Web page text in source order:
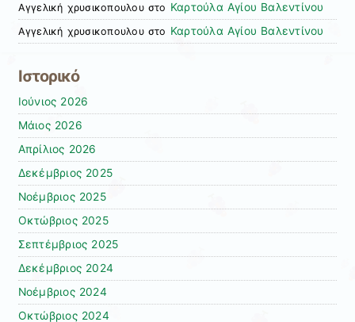
Αγγελική χρυσικοπουλουστο Καρτούλα Αγίου Βαλεντίνου
Αγγελική χρυσικοπουλουστο Καρτούλα Αγίου Βαλεντίνου
Ιστορικό
Ιούνιος 2026
Μάιος 2026
Απρίλιος 2026
Δεκέμβριος 2025
Νοέμβριος 2025
Οκτώβριος 2025
Σεπτέμβριος 2025
Δεκέμβριος 2024
Νοέμβριος 2024
Οκτώβριος 2024